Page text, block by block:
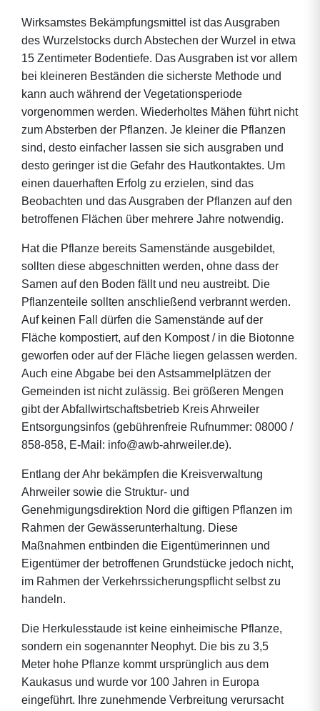
Wirksamstes Bekämpfungsmittel ist das Ausgraben
des Wurzelstocks durch Abstechen der Wurzel in etwa
15 Zentimeter Bodentiefe. Das Ausgraben ist vor allem
bei kleineren Beständen die sicherste Methode und
kann auch während der Vegetationsperiode
vorgenommen werden. Wiederholtes Mähen führt nicht
zum Absterben der Pflanzen. Je kleiner die Pflanzen
sind, desto einfacher lassen sie sich ausgraben und
desto geringer ist die Gefahr des Hautkontaktes. Um
einen dauerhaften Erfolg zu erzielen, sind das
Beobachten und das Ausgraben der Pflanzen auf den
betroffenen Flächen über mehrere Jahre notwendig.
Hat die Pflanze bereits Samenstände ausgebildet,
sollten diese abgeschnitten werden, ohne dass der
Samen auf den Boden fällt und neu austreibt. Die
Pflanzenteile sollten anschließend verbrannt werden.
Auf keinen Fall dürfen die Samenstände auf der
Fläche kompostiert, auf den Kompost / in die Biotonne
geworfen oder auf der Fläche liegen gelassen werden.
Auch eine Abgabe bei den Astsammelplätzen der
Gemeinden ist nicht zulässig. Bei größeren Mengen
gibt der Abfallwirtschaftsbetrieb Kreis Ahrweiler
Entsorgungsinfos (gebührenfreie Rufnummer: 08000 /
858-858, E-Mail: info@awb-ahrweiler.de).
Entlang der Ahr bekämpfen die Kreisverwaltung
Ahrweiler sowie die Struktur- und
Genehmigungsdirektion Nord die giftigen Pflanzen im
Rahmen der Gewässerunterhaltung. Diese
Maßnahmen entbinden die Eigentümerinnen und
Eigentümer der betroffenen Grundstücke jedoch nicht,
im Rahmen der Verkehrssicherungspflicht selbst zu
handeln.
Die Herkulesstaude ist keine einheimische Pflanze,
sondern ein sogenannter Neophyt. Die bis zu 3,5
Meter hohe Pflanze kommt ursprünglich aus dem
Kaukasus und wurde vor 100 Jahren in Europa
eingeführt. Ihre zunehmende Verbreitung verursacht